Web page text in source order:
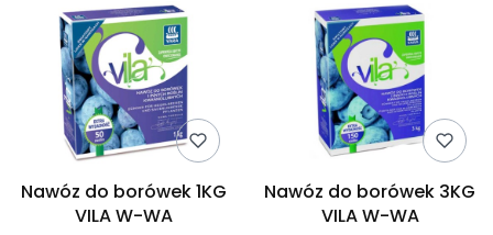
Nawóz do borówek 1KG
VILA W-WA
Nawóz do borówek 3KG
VILA W-WA